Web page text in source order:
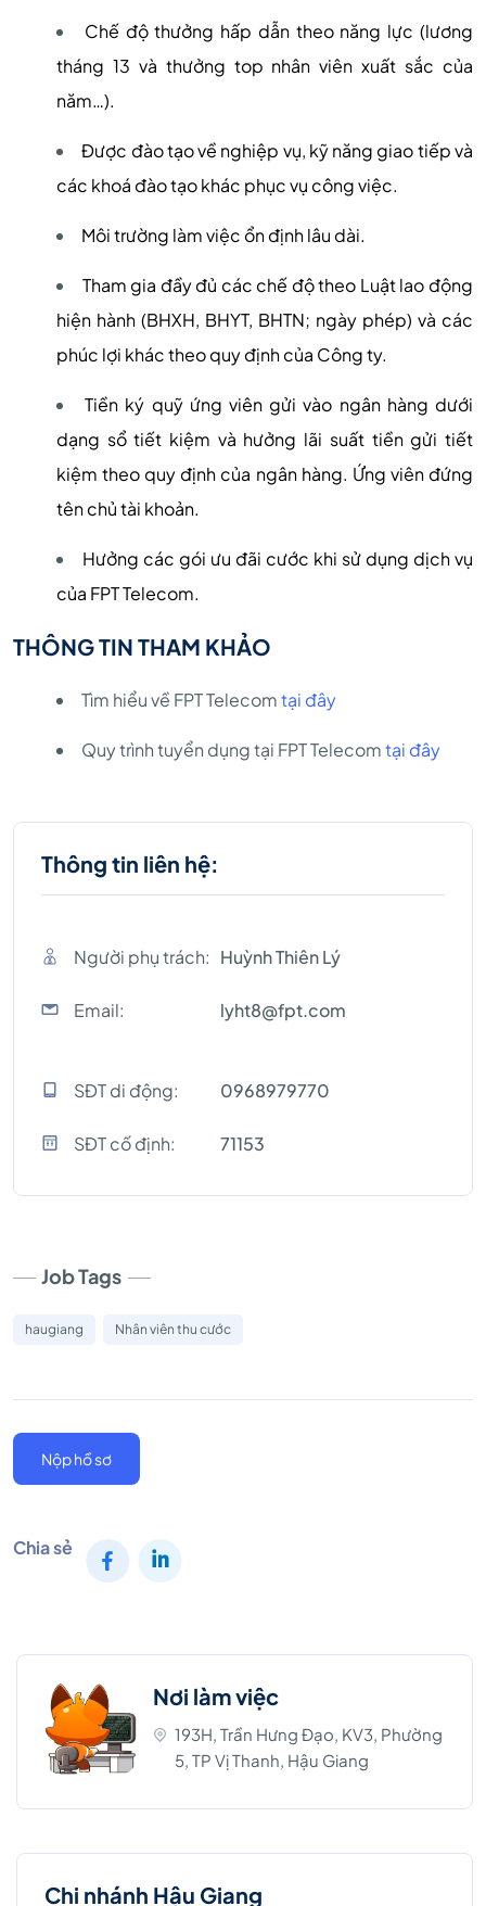
Chế độ thưởng hấp dẫn theo năng lực (lương
tháng 13 và thưởng top nhân viên xuất sắc của
năm…).
Được đào tạo về nghiệp vụ, kỹ năng giao tiếp và
các khoá đào tạo khác phục vụ công việc.
Môi trường làm việc ổn định lâu dài.
Tham gia đầy đủ các chế độ theo Luật lao động
hiện hành (BHXH, BHYT, BHTN; ngày phép) và các
phúc lợi khác theo quy định của Công ty.
Tiền ký quỹ ứng viên gửi vào ngân hàng dưới
dạng sổ tiết kiệm và hưởng lãi suất tiền gửi tiết
kiệm theo quy định của ngân hàng. Ứng viên đứng
tên chủ tài khoản.
Hưởng các gói ưu đãi cước khi sử dụng dịch vụ
của FPT Telecom.
THÔNG TIN THAM KHẢO
Tìm hiểu về FPT Telecomtại đây
Quy trình tuyển dụng tại FPT Telecomtại đây
Thông tin liên hệ:
Người phụ trách: Huỳnh Thiên Lý
Email: lyht8@fpt.com
SĐT di động: 0968979770
SĐT cố định: 71153
Job Tags
haugiang Nhân viên thu cước
Nộp hồ sơ
Chia sẻ
Nơi làm việc
193H, Trần Hưng Đạo, KV3, Phường
5, TP Vị Thanh, Hậu Giang
Chi nhánh Hậu Giang